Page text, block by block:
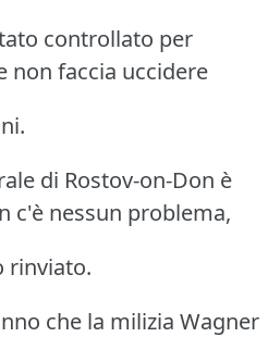
controllato per
non faccia uccidere
di Rostov-on-Don è
c'è nessun problema,
rinviato.
che la milizia Wagner